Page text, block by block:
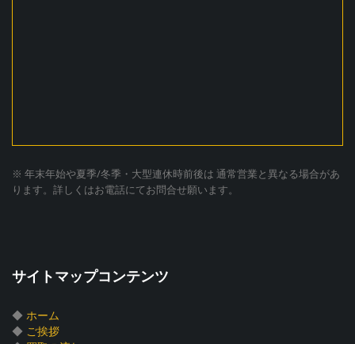
※ 年末年始や夏季/冬季・大型連休時前後は 通常営業と異なる場合があ
ります。詳しくはお電話にてお問合せ願います。
サイトマップコンテンツ
◆ ホーム
◆ ご挨拶